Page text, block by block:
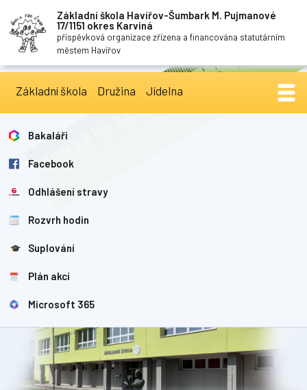
Základní škola Havířov-Šumbark M. Pujmanové
17/1151 okres Karviná
příspěvková organizace zřízena a financována statutárním
městem Havířov
Základní škola Družina Jídelna
Bakaláři
Facebook
Odhlášení stravy
Rozvrh hodin
Suplování
Plán akcí
Microsoft 365